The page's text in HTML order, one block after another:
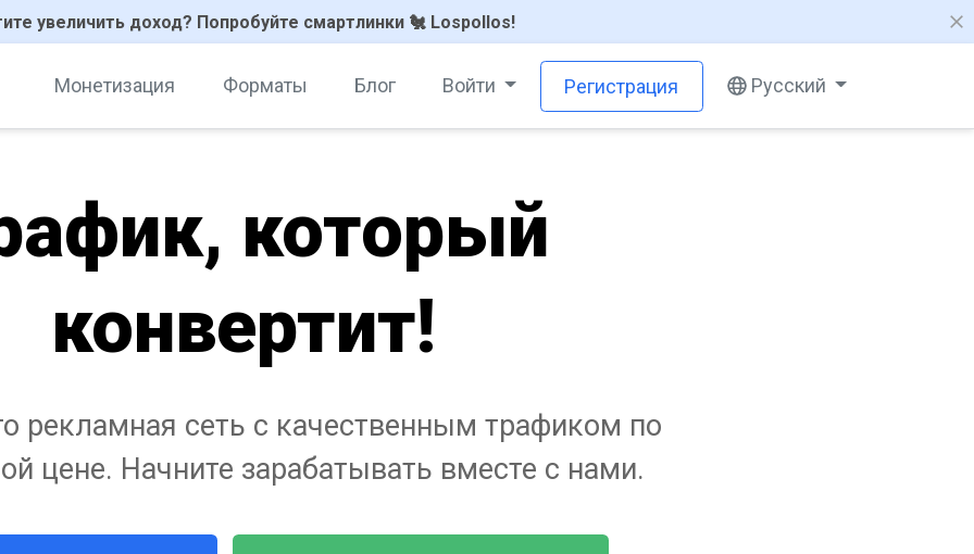
увеличить доход? Попробуйте смартлинки 🐔 Lospollos!
Монетизация Форматы Блог Войти Регистрация Русский
который
конвертит!
рекламная сеть с качественным трафиком по
цене. Начните зарабатывать вместе с нами.